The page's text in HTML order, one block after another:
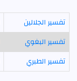
تفسير الجلالين
تفسير البغوي
تفسير الطبري